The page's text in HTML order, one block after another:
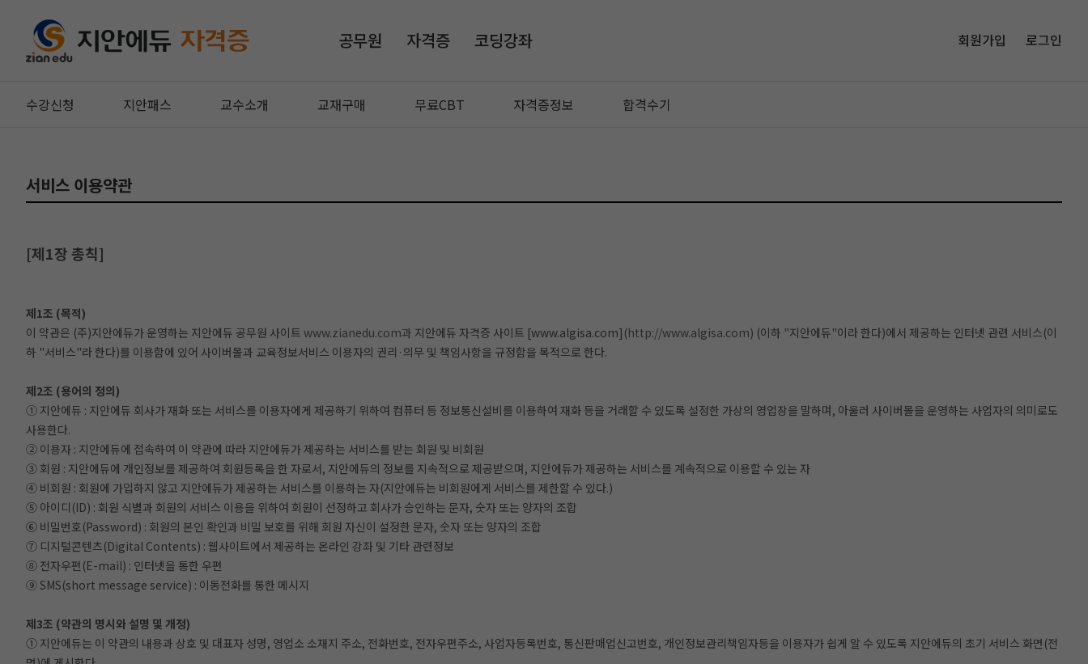
공무원 자격증 코딩강좌 회원가입 로그인
수강신청 지안패스 교수소개 교재구매 무료CBT 자격증정보 합격수기
서비스 이용약관
[제1장 총칙]
제1조 (목적)
이 약관은 (주)지안에듀가 운영하는 지안에듀 공무원 사이트 www.zianedu.com과 지안에듀 자격증 사이트 [www.algisa.com] (http://www.algisa.com) (이하 "지안에듀"이라 한다)에서 제공하는 인터넷 관련 서비스(이
하 "서비스"라 한다)를 이용함에 있어 사이버몰과 교육정보서비스 이용자의 권리·의무 및 책임사항을 규정함을 목적으로 한다.
제2조 (용어의 정의)
① 지안에듀 : 지안에듀 회사가 재화 또는 서비스를 이용자에게 제공하기 위하여 컴퓨터 등 정보통신설비를 이용하여 재화 등을 거래할 수 있도록 설정한 가상의 영업장을 말하며, 아울러 사이버몰을 운영하는 사업자의 의미로도
사용한다.
② 이용자 : 지안에듀에 접속하여 이 약관에 따라 지안에듀가 제공하는 서비스를 받는 회원 및 비회원
③ 회원 : 지안에듀에 개인정보를 제공하여 회원등록을 한 자로서, 지안에듀의 정보를 지속적으로 제공받으며, 지안에듀가 제공하는 서비스를 계속적으로 이용할 수 있는 자
④ 비회원 : 회원에 가입하지 않고 지안에듀가 제공하는 서비스를 이용하는 자(지안에듀는 비회원에게 서비스를 제한할 수 있다.)
⑤ 아이디(ID) : 회원 식별과 회원의 서비스 이용을 위하여 회원이 선정하고 회사가 승인하는 문자, 숫자 또는 양자의 조합
⑥ 비밀번호(Password) : 회원의 본인 확인과 비밀 보호를 위해 회원 자신이 설정한 문자, 숫자 또는 양자의 조합
⑦ 디지털콘텐츠(Digital Contents) : 웹사이트에서 제공하는 온라인 강좌 및 기타 관련정보
⑧ 전자우편(E-mail) : 인터넷을 통한 우편
⑨ SMS(short message service) : 이동전화를 통한 메시지
제3조 (약관의 명시와 설명 및 개정)
① 지안에듀는 이 약관의 내용과 상호 및 대표자 성명, 영업소 소재지 주소, 전화번호, 전자우편주소, 사업자등록번호, 통신판매업신고번호, 개인정보관리책임자등을 이용자가 쉽게 알 수 있도록 지안에듀의 초기 서비스 화면(전